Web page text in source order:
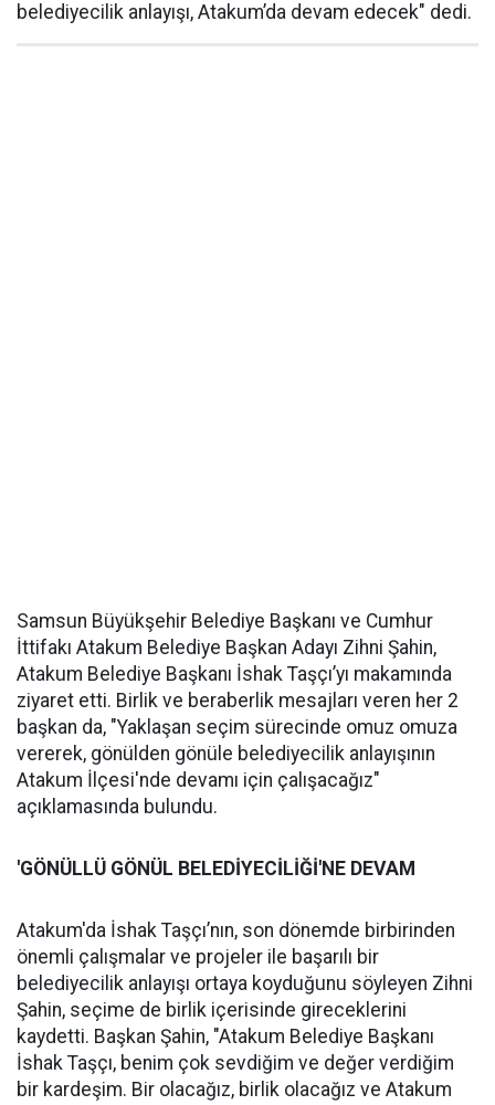
belediyecilik anlayışı, Atakum’da devam edecek" dedi.
Samsun Büyükşehir Belediye Başkanı ve Cumhur
İttifakı Atakum Belediye Başkan Adayı Zihni Şahin,
Atakum Belediye Başkanı İshak Taşçı’yı makamında
ziyaret etti. Birlik ve beraberlik mesajları veren her 2
başkan da, "Yaklaşan seçim sürecinde omuz omuza
vererek, gönülden gönüle belediyecilik anlayışının
Atakum İlçesi'nde devamı için çalışacağız"
açıklamasında bulundu.
'GÖNÜLLÜ GÖNÜL BELEDİYECİLİĞİ'NE DEVAM
Atakum'da İshak Taşçı’nın, son dönemde birbirinden
önemli çalışmalar ve projeler ile başarılı bir
belediyecilik anlayışı ortaya koyduğunu söyleyen Zihni
Şahin, seçime de birlik içerisinde gireceklerini
kaydetti. Başkan Şahin, "Atakum Belediye Başkanı
İshak Taşçı, benim çok sevdiğim ve değer verdiğim
bir kardeşim. Bir olacağız, birlik olacağız ve Atakum